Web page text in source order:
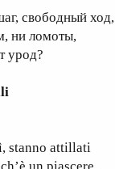
свободный ход,
ни ломоты,
урод?
stanno attillati